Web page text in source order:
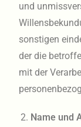
und
sonstigen
der die
mit der
Name und